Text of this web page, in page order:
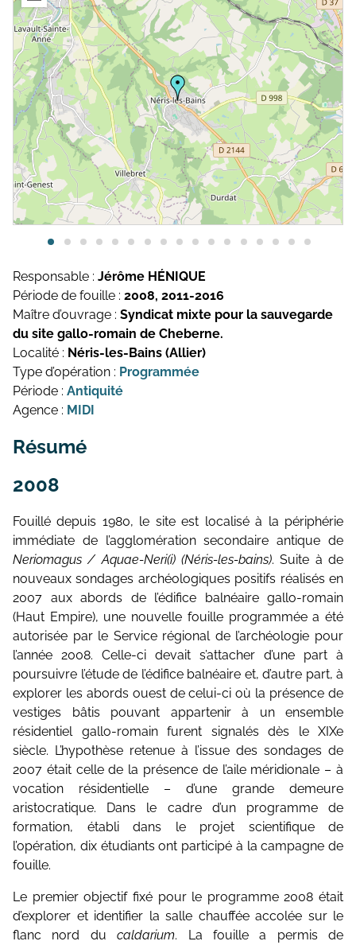
Topographie et Photogrammétrie
Drones
Inventaires du patrimoine
Systèmes d’information géographique
HArpage
La formation QGIS
Études du mobilier
Études archéozoologiques
Études géoarchéologiques
Communication et Valorisation
Publications de l’équipe
Responsable : Jérôme HÉNIQUE
Période de fouille : 2008, 2011-2016
Maître d’ouvrage : Syndicat mixte pour la sauvegarde
du site gallo-romain de Cheberne.
Localité : Néris-les-Bains (Allier)
Type d’opération : Programmée
Période : Antiquité
Agence : MIDI
Résumé
2008
Fouillé depuis 1980, le site est localisé à la périphérie
immédiate de l’agglomération secondaire antique de
Neriomagus / Aquae-Neri(i) (Néris-les-bains). Suite à de
nouveaux sondages archéologiques positifs réalisés en
2007 aux abords de l’édifice balnéaire gallo-romain
(Haut Empire), une nouvelle fouille programmée a été
autorisée par le Service régional de l’archéologie pour
l’année 2008. Celle-ci devait s’attacher d’une part à
poursuivre l’étude de l’édifice balnéaire et, d’autre part, à
explorer les abords ouest de celui-ci où la présence de
vestiges bâtis pouvant appartenir à un ensemble
résidentiel gallo-romain furent signalés dès le XIXe
siècle. L’hypothèse retenue à l’issue des sondages de
2007 était celle de la présence de l’aile méridionale – à
vocation résidentielle – d’une grande demeure
aristocratique. Dans le cadre d’un programme de
formation, établi dans le projet scientifique de
l’opération, dix étudiants ont participé à la campagne de
fouille.
Le premier objectif fixé pour le programme 2008 était
d’explorer et identifier la salle chauffée accolée sur le
flanc nord ducaldarium. La fouille a permis de